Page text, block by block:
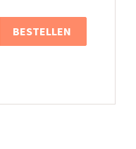
BESTELLEN